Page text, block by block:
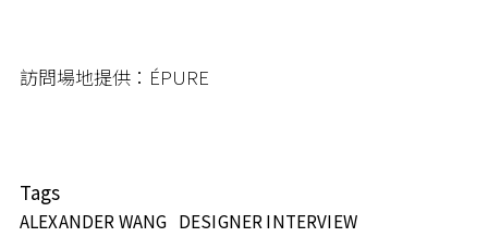
訪問場地提供：ÉPURE
Tags
ALEXANDER WANG DESIGNER INTERVIEW